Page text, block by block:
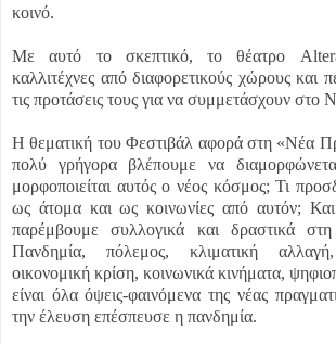
κοινό.
Με αυτό το σκεπτικό, το θέατρο
καλλιτέχνες από διαφορετικούς χώρους και
τις προτάσεις τους για να συμμετάσχουν στο
Η θεματική του Φεστιβάλ αφορά στη «Νέα
πολύ γρήγορα βλέπουμε να
μορφοποιείται αυτός ο νέος κόσμος; Τι
ως άτομα και ως κοινωνίες από αυτόν;
παρέμβουμε συλλογικά και δραστικά
Πανδημία, πόλεμος, κλιματική
οικονομική κρίση, κοινωνικά κινήματα,
είναι όλα όψεις-φαινόμενα της νέας
την έλευση επέσπευσε η πανδημία.